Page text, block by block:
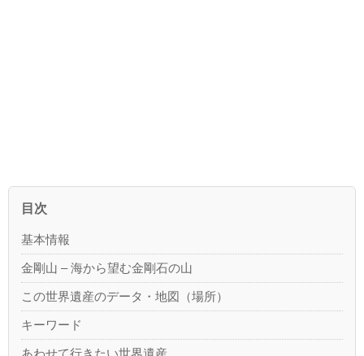
目次
基本情報
金剛山 – 海から望む金剛石の山
この世界遺産のデータ・地図（場所）
キーワード